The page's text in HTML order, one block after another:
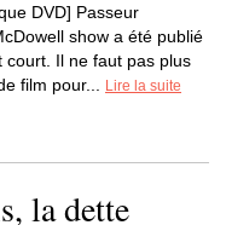
DVD] Passeur
show a été publié
court. Il ne faut pas plus
film pour...
Lire la suite
la dette